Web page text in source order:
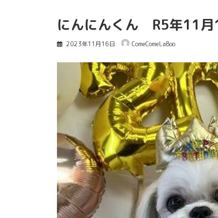
にんにんくん R5年11
2023年11月16日 ComeComeLaBoo